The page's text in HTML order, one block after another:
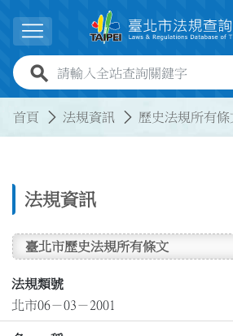
展開選單
全站查詢關鍵字欄位
首頁 法規資訊 歷史法規所有條
法規資訊
臺北市歷史法規所有條文
法規類號
北市06－03－2001